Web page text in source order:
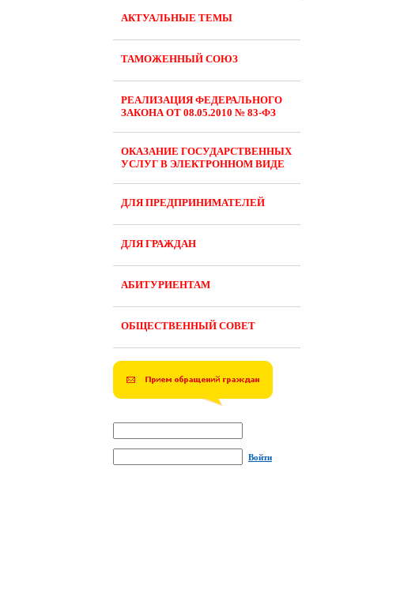
АКТУАЛЬНЫЕ ТЕМЫ
ТАМОЖЕННЫЙ СОЮЗ
РЕАЛИЗАЦИЯ ФЕДЕРАЛЬНОГО
ЗАКОНА ОТ 08.05.2010 № 83-ФЗ
ОКАЗАНИЕ ГОСУДАРСТВЕННЫХ
УСЛУГ В ЭЛЕКТРОННОМ ВИДЕ
ДЛЯ ПРЕДПРИНИМАТЕЛЕЙ
ДЛЯ ГРАЖДАН
АБИТУРИЕНТАМ
ОБЩЕСТВЕННЫЙ СОВЕТ
Войти